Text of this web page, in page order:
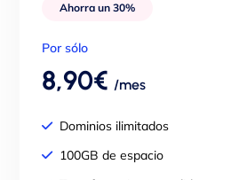
Ahorra un 30%
Por sólo
8,90€ /mes
Dominios ilimitados
100GB de espacio